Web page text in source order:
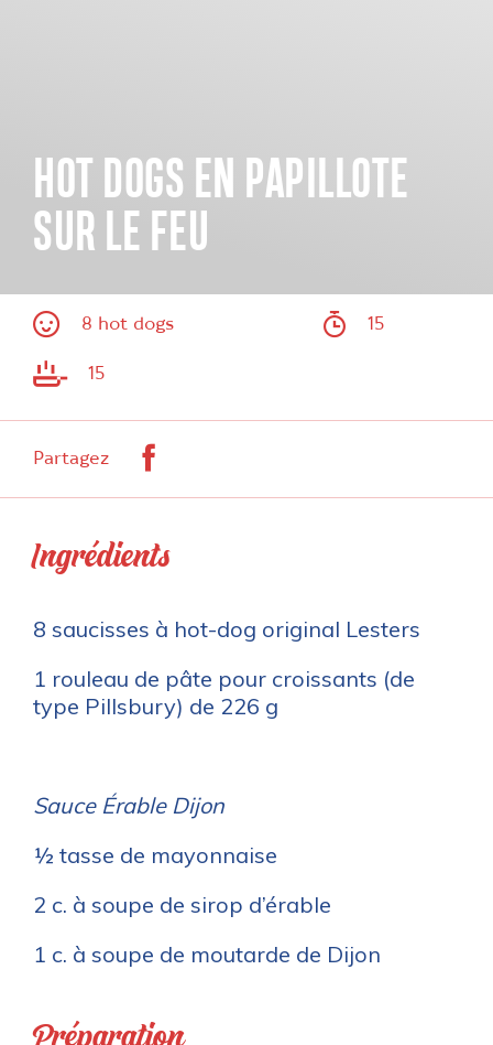
HOT DOGS EN PAPILLOTE
SUR LE FEU
8 hot dogs 15
15
Partagez
Ingrédients
8 saucisses à hot-dog original Lesters
1 rouleau de pâte pour croissants (de
type Pillsbury) de 226 g
Sauce Érable Dijon
½ tasse de mayonnaise
2 c. à soupe de sirop d’érable
1 c. à soupe de moutarde de Dijon